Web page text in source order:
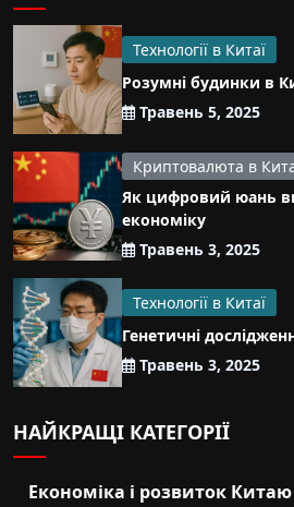
Технології в Китаї
Розумні будинки в
Травень 5, 2025
Криптовалюта в
Як цифровий юань
економіку
Травень 3, 2025
Технології в Китаї
Генетичні
Травень 3, 2025
НАЙКРАЩІ КАТЕГОРІЇ
Економіка і розвиток Китаю